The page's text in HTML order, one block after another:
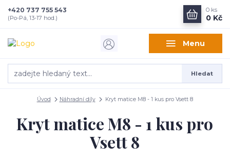
Menu
Hledat
+420 737 755 543
(Po-Pá, 13-17 hod.)
0 ks
0 Kč
Úvod Náhradní díly Kryt matice M8 - 1 kus pro Vsett 8
Kryt matice M8 - 1 kus pro
Vsett 8